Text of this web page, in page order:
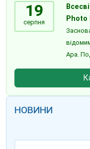
19
серпня
Photo
Ара.
НОВИНИ